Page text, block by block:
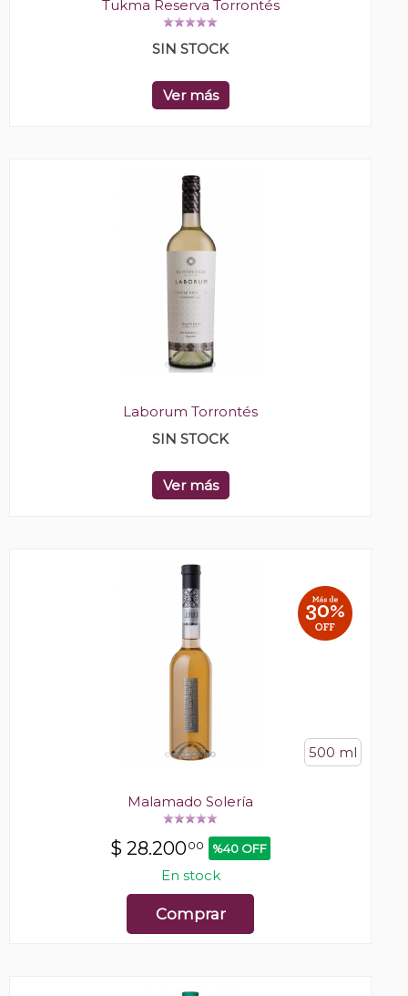
Tukma Reserva Torrontés
SIN STOCK
Ver más
Laborum Torrontés
SIN STOCK
Ver más
500 ml
Malamado Solería
$ 28.20000 %40 OFF
En stock
Comprar